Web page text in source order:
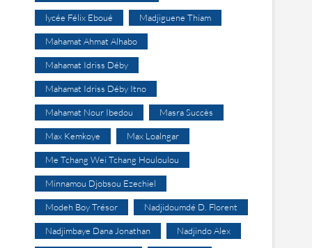
lycée Félix Eboué Madjiguene Thiam
Mahamat Ahmat Alhabo
Mahamat Idriss Déby
Mahamat Idriss Déby Itno
Mahamat Nour Ibedou Masra Succès
Max Kemkoye Max Loalngar
Me Tchang Wei Tchang Houloulou
Minnamou Djobsou Ezechiel
Modeh Boy Trésor Nadjidoumdé D. Florent
Nadjimbaye Dana Jonathan Nadjindo Alex